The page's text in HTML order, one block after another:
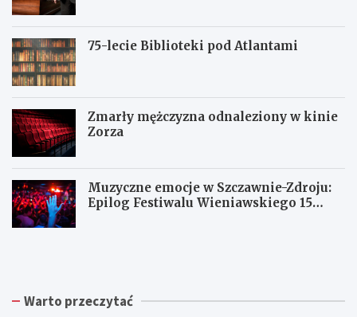
75-lecie Biblioteki pod Atlantami
Zmarły mężczyzna odnaleziony w kinie
Zorza
Muzyczne emocje w Szczawnie-Zdroju:
Epilog Festiwalu Wieniawskiego 15
Z
k
W
z
W
z Warto przeczytać